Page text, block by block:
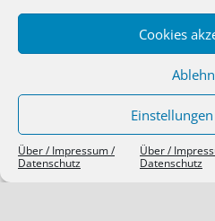
Cookies
Über / Impressum /
Datenschutz
Über /
Datenschutz
SIEBEN TAGE, SIEBEN THEMEN